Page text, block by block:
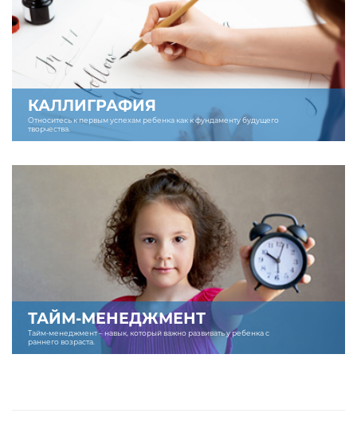
КАЛЛИГРАФИЯ
Относитесь к первым успехам ребенка как к фундаменту будущего
творчества.
ТАЙМ-МЕНЕДЖМЕНТ
Тайм-менеджмент – навык, который важно развивать у ребенка с
раннего возраста.